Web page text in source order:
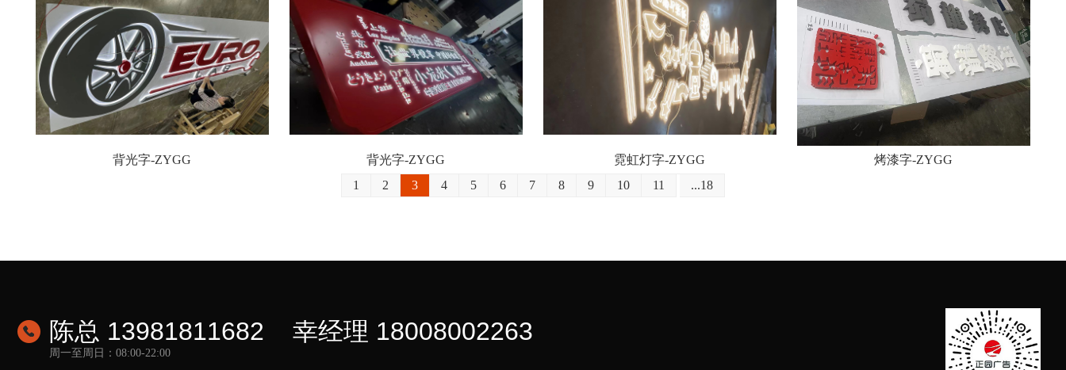
背光字-ZYGG 背光字-ZYGG 霓虹灯字-ZYGG
烤漆字-ZYGG
1
2 3 4 5 6 7 8 9 10 11 ...18
陈总 13981811682 幸经理 18008002263
周一至周日：08:00-22:00